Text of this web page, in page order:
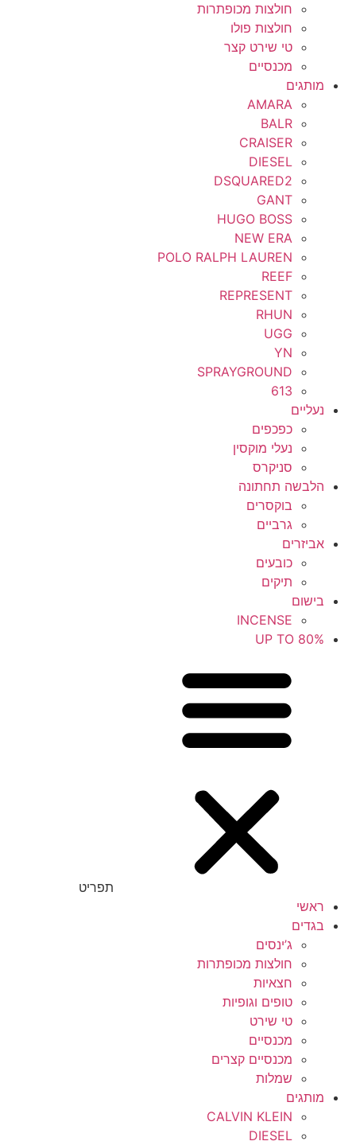
חולצות מכופתרות
חולצות פולו
טי שירט קצר
מכנסיים
מותגים
AMARA
BALR
CRAISER
DIESEL
DSQUARED2
GANT
HUGO BOSS
NEW ERA
POLO RALPH LAUREN
REEF
REPRESENT
RHUN
UGG
YN
SPRAYGROUND
613
נעליים
כפכפים
נעלי מוקסין
סניקרס
הלבשה תחתונה
בוקסרים
גרביים
אביזרים
כובעים
תיקים
בישום
INCENSE
UP TO 80%
תפריט
ראשי
בגדים
ג’ינסים
חולצות מכופתרות
חצאיות
טופים וגופיות
טי שירט
מכנסיים
מכנסיים קצרים
שמלות
מותגים
CALVIN KLEIN
DIESEL